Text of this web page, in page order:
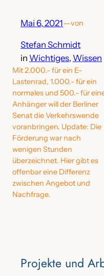
Projekte‌ und
Mai 6, 2021—von
Stefan Schmidt
in Wichtiges, Wissen
Mit 2.000.- für ein E-
Lastenrad, 1.000.- für ein
normales und 500.- für
Anhänger will der Berliner
Senat die Verkehrswende
voranbringen. Update: Die
Förderung war nach
wenigen Stunden
überzeichnet. Hier gibt es
offenbar eine Differenz
zwischen Angebot und
Nachfrage.